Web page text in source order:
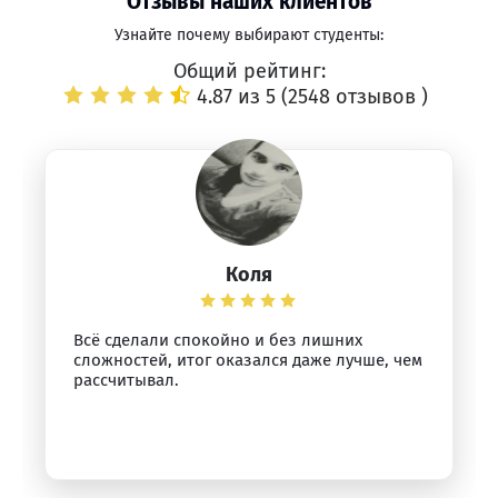
Узнайте почему выбирают студенты:
Общий рейтинг:
4.87 из 5 (2548 отзывов )
Коля
Всё сделали спокойно и без лишних
сложностей, итог оказался даже лучше, чем
рассчитывал.